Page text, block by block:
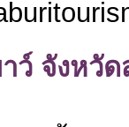
ว์ จังหวัด